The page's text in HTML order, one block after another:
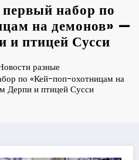
набор по
на демонов» —
и птицей Сусси
разные
по «Кей-поп-охотницам на
Дерпи и птицей Сусси